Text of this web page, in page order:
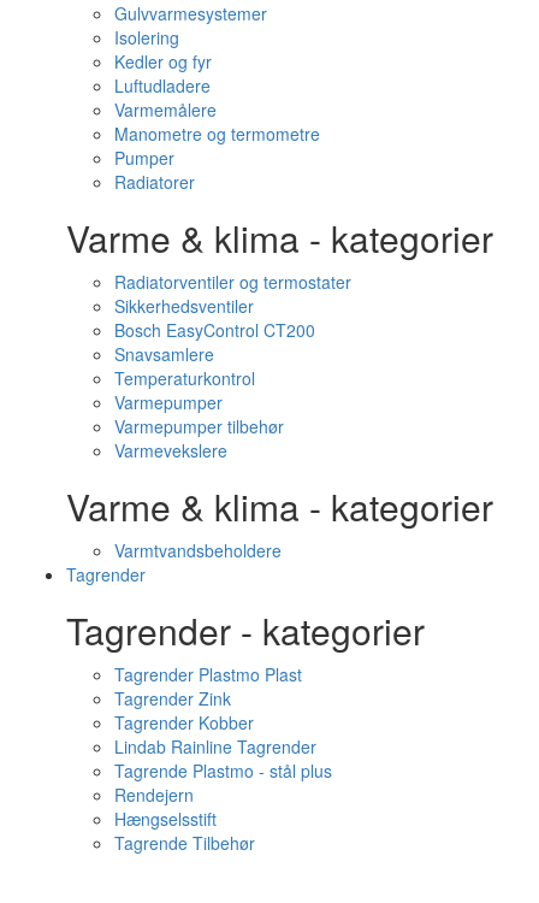
Gulvvarmesystemer
Isolering
Kedler og fyr
Luftudladere
Varmemålere
Manometre og termometre
Pumper
Radiatorer
Varme & klima - kategorier
Radiatorventiler og termostater
Sikkerhedsventiler
Bosch EasyControl CT200
Snavsamlere
Temperaturkontrol
Varmepumper
Varmepumper tilbehør
Varmevekslere
Varme & klima - kategorier
Varmtvandsbeholdere
Tagrender
Tagrender - kategorier
Tagrender Plastmo Plast
Tagrender Zink
Tagrender Kobber
Lindab Rainline Tagrender
Tagrende Plastmo - stål plus
Rendejern
Hængselsstift
Tagrende Tilbehør